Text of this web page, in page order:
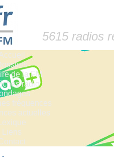
5615 radios
de la FM
radio
fréquences
actuelles
Lexique
Liens